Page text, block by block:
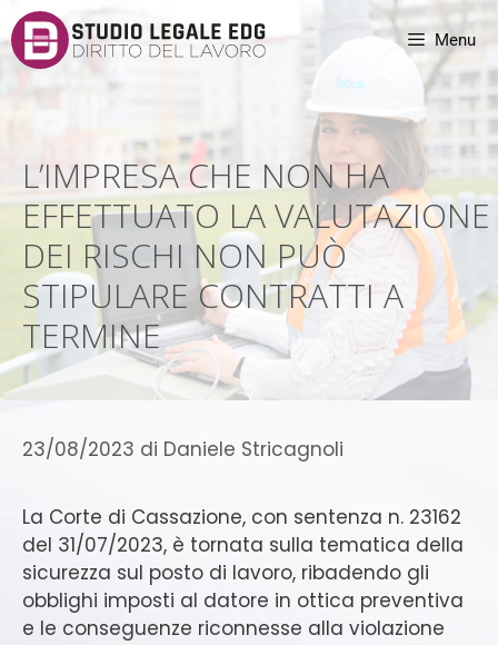
Menu
L’IMPRESA CHE NON HA
EFFETTUATO LA VALUTAZIONE
DEI RISCHI NON PUÒ
STIPULARE CONTRATTI A
TERMINE
23/08/2023 di Daniele Stricagnoli
La Corte di Cassazione, con sentenza n. 23162
del 31/07/2023, è tornata sulla tematica della
sicurezza sul posto di lavoro, ribadendo gli
obblighi imposti al datore in ottica preventiva
e le conseguenze riconnesse alla violazione